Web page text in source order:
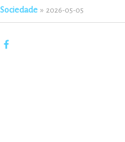
Sociedade » 2026-05-05